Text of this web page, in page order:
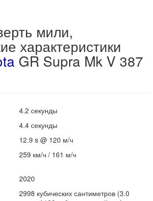
мили,
характеристики
GR Supra Mk V 387
4.2 секунды
4.4 секунды
12.9 s @ 120 м/ч
259 км/ч / 161 м/ч
2020
2998 кубических сантиметров (3.0